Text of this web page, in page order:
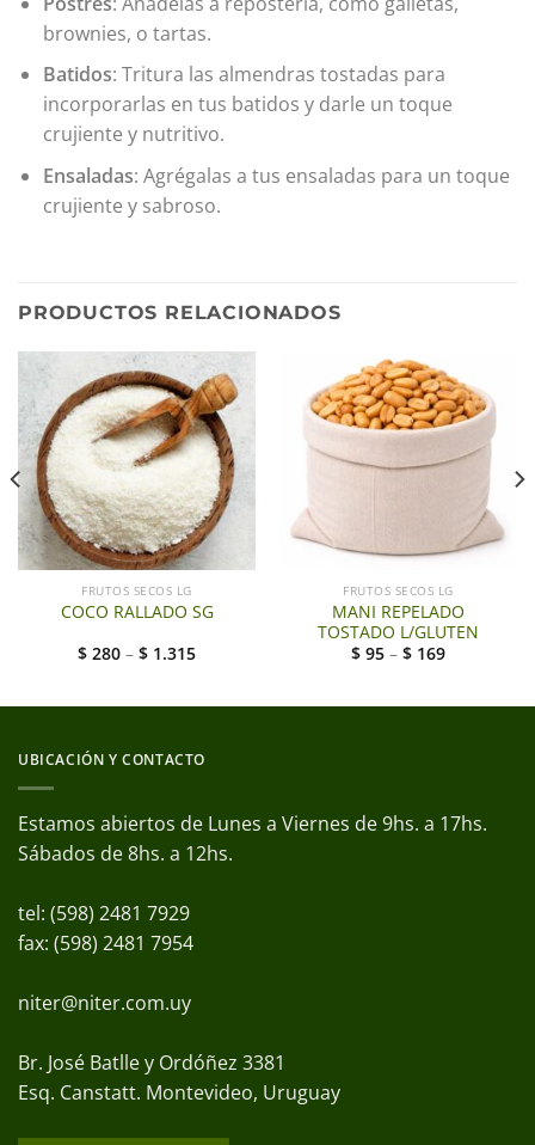
brownies, o tartas.
Batidos: Tritura las almendras tostadas para
incorporarlas en tus batidos y darle un toque
crujiente y nutritivo.
Ensaladas: Agrégalas a tus ensaladas para un toque
crujiente y sabroso.
PRODUCTOS RELACIONADOS
FRUTOS SECOS LG
COCO RALLADO SG
$ 280 – $ 1.315
FRUTOS SECOS LG
MANI REPELADO
TOSTADO L/GLUTEN
$ 95 – $ 169
UBICACIÓN Y CONTACTO
Estamos abiertos de Lunes a Viernes de 9hs. a 17hs.
Sábados de 8hs. a 12hs.
tel: (598) 2481 7929
fax: (598) 2481 7954
niter@niter.com.uy
Br. José Batlle y Ordóñez 3381
Esq. Canstatt. Montevideo, Uruguay